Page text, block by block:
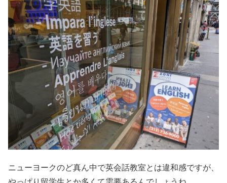
ニューヨークのど真ん中で英会話教室とは違和感ですが、